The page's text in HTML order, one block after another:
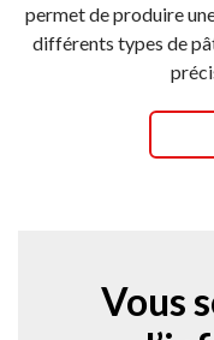
permet de produire
différents types de
Vous